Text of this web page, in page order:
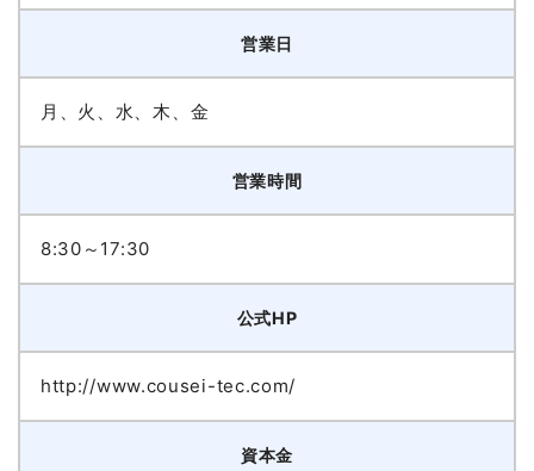
営業日
月、火、水、木、金
営業時間
8:30～17:30
公式HP
http://www.cousei-tec.com/
資本金